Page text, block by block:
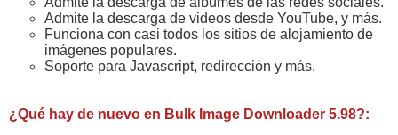
Admite la descarga de videos desde YouTube, y más.
Funciona con casi todos los sitios de alojamiento de
imágenes populares.
Soporte para Javascript, redirección y más.
¿Qué hay de nuevo en Bulk Image Downloader 5.98?: